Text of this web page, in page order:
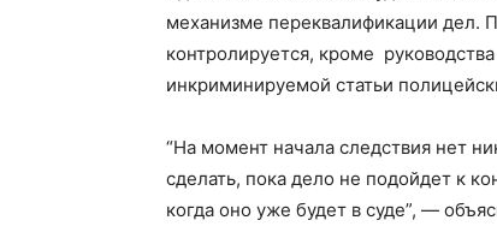
механизме переквалификации дел.
контролируется, кроме
инкриминируемой статьи
“На момент начала следствия нет
сделать, пока дело не подойдет к
когда оно уже будет в суде”, —